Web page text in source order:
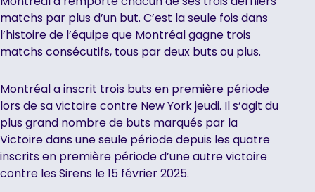
matchs par plus d’un but. C’est la seule fois dans
l’histoire de l’équipe que Montréal gagne trois
matchs consécutifs, tous par deux buts ou plus.
Montréal a inscrit trois buts en première période
lors de sa victoire contre New York jeudi. Il s’agit du
plus grand nombre de buts marqués par la
Victoire dans une seule période depuis les quatre
inscrits en première période d’une autre victoire
contre les Sirens le 15 février 2025.